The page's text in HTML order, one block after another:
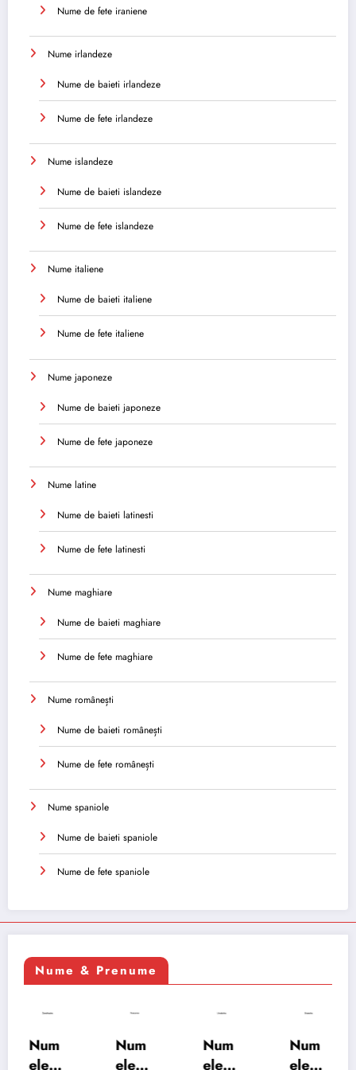
Nume de fete iraniene
Nume irlandeze
Nume de baieti irlandeze
Nume de fete irlandeze
Nume islandeze
Nume de baieti islandeze
Nume de fete islandeze
Nume italiene
Nume de baieti italiene
Nume de fete italiene
Nume japoneze
Nume de baieti japoneze
Nume de fete japoneze
Nume latine
Nume de baieti latinesti
Nume de fete latinesti
Nume maghiare
Nume de baieti maghiare
Nume de fete maghiare
Nume românești
Nume de baieti românești
Nume de fete românești
Nume spaniole
Nume de baieti spaniole
Nume de fete spaniole
Nume & Prenume
Num
ele
Num
ele
Num
ele
Num
ele